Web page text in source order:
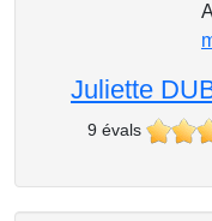
Juliette
9 évals